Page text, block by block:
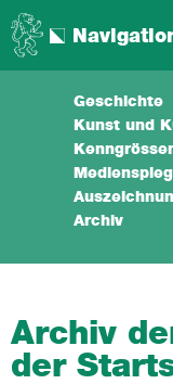
Geschichte
Kunst und
Archiv
Archiv
der